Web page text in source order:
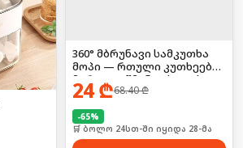
360° მბრუნავი სამკუთხა
მოპი — რთული კუთხეების
მარტივი წმენდისთვის,
მოყვება მრავალჯერადი
24₾68.40₾
-65%
🛒 ბოლო 24სთ-ში იყიდა 28-მა